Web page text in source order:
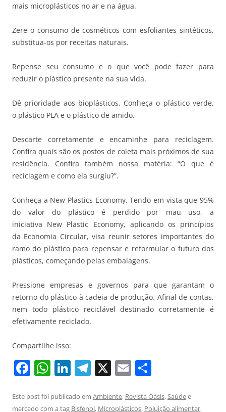
mais microplásticos no ar e na água.
Zere o consumo de cosméticos com esfoliantes sintéticos,
substitua-os por receitas naturais.
Repense seu consumo e o que você pode fazer para
reduzir o plástico presente na sua vida.
Dê prioridade aos bioplásticos. Conheça o plástico verde,
o plástico PLA e o plástico de amido.
Descarte corretamente e encaminhe para reciclagem.
Confira quais são os postos de coleta mais próximos de sua
residência. Confira também nossa matéria: “O que é
reciclagem e como ela surgiu?”.
Conheça a New Plastics Economy. Tendo em vista que 95%
do valor do plástico é perdido por mau uso, a
iniciativa New Plastic Economy, aplicando os princípios
da Economia Circular, visa reunir setores importantes do
ramo do plástico para repensar e reformular o futuro dos
plásticos, começando pelas embalagens.
Pressione empresas e governos para que garantam o
retorno do plástico à cadeia de produção. Afinal de contas,
nem todo plástico reciclável destinado corretamente é
efetivamente reciclado.
Compartilhe isso:
F
c
W
at
Li
k
T
e
X E
ai ar
Este post foi publicado em Ambiente, Revista Oásis, Saúdee
marcado com a tag Bisfenol, Microplásticos, Poluição alimentar,